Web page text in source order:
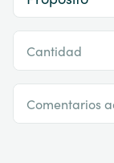
Cantidad
Comentarios